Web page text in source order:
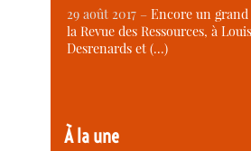
29 août 2017 –Encore un
la Revue des Ressources, à
Desrenards et (…)
À la une